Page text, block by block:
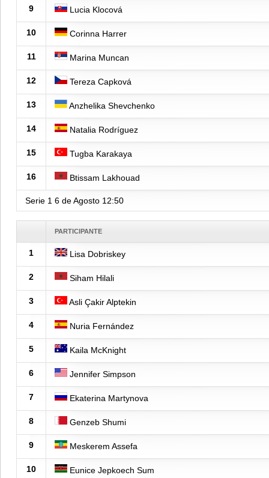
9 Lucia Klocová
10 Corinna Harrer
11 Marina Muncan
12 Tereza Capková
13 Anzhelika Shevchenko
14 Natalia Rodríguez
15 Tugba Karakaya
16 Btissam Lakhouad
Serie 1 6 de Agosto 12:50
PARTICIPANTE
1 Lisa Dobriskey
2 Siham Hilali
3 Asli Çakir Alptekin
4 Nuria Fernández
5 Kaila McKnight
6 Jennifer Simpson
7 Ekaterina Martynova
8 Genzeb Shumi
9 Meskerem Assefa
10 Eunice Jepkoech Sum